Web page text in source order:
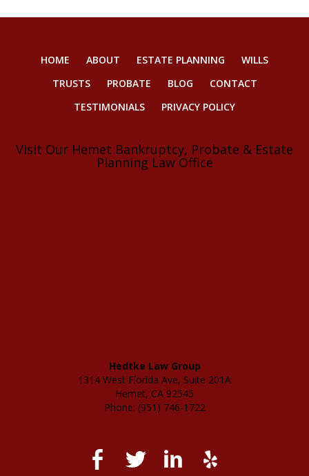
HOME ABOUT ESTATE PLANNING
WILLS
TRUSTS
PROBATE BLOG
CONTACT
TESTIMONIALS
PRIVACY POLICY
Visit Our Hemet Bankruptcy, Probate & Estate
Planning Law Office
Hedtke Law Group
1314 West Florida Ave, Suite 201A
Hemet, CA 92545
Phone: (951) 746-1722